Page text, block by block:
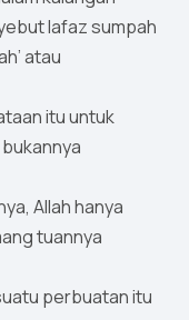
lafaz sumpah
atau
itu untuk
Allah hanya
tuannya
perbuatan itu